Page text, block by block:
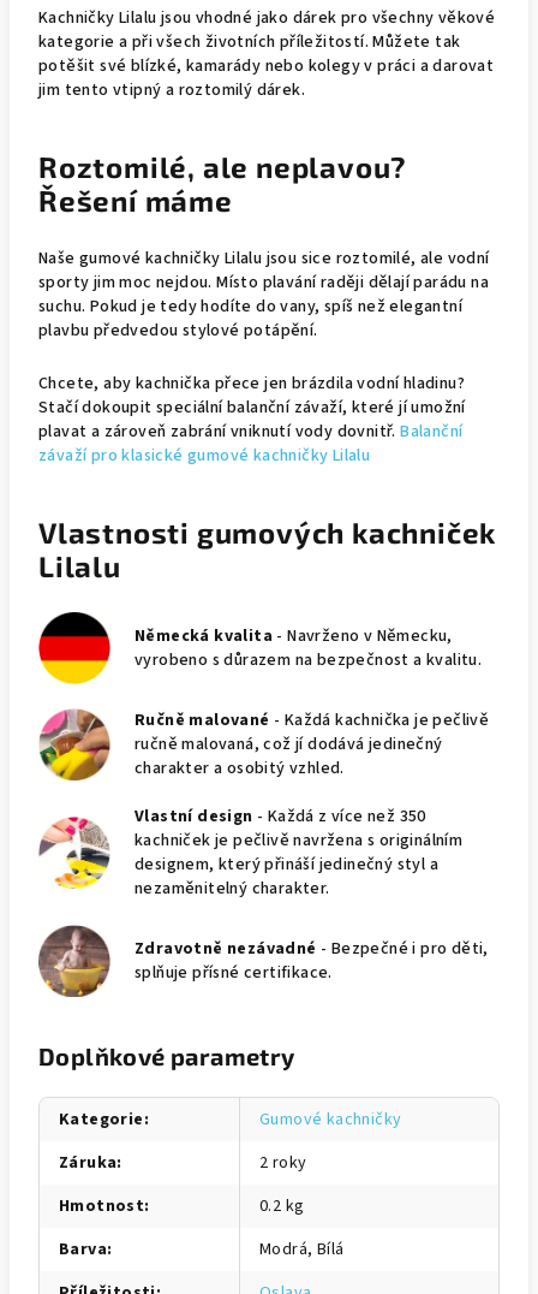
Kachničky Lilalu jsou vhodné jako dárek pro všechny věkové
kategorie a při všech životních příležitostí. Můžete tak
potěšit své blízké, kamarády nebo kolegy v práci a darovat
jim tento vtipný a roztomilý dárek.
Roztomilé, ale neplavou?
Řešení máme
Naše gumové kachničky Lilalu jsou sice roztomilé, ale vodní
sporty jim moc nejdou. Místo plavání raději dělají parádu na
suchu. Pokud je tedy hodíte do vany, spíš než elegantní
plavbu předvedou stylové potápění.
Chcete, aby kachnička přece jen brázdila vodní hladinu?
Stačí dokoupit speciální balanční závaží, které jí umožní
plavat a zároveň zabrání vniknutí vody dovnitř.Balanční
závaží pro klasické gumové kachničky Lilalu
Vlastnosti gumových kachniček
Lilalu
Německá kvalita - Navrženo v Německu,
vyrobeno s důrazem na bezpečnost a kvalitu.
Ručně malované - Každá kachnička je pečlivě
ručně malovaná, což jí dodává jedinečný
charakter a osobitý vzhled.
Vlastní design - Každá z více než 350
kachniček je pečlivě navržena s originálním
designem, který přináší jedinečný styl a
nezaměnitelný charakter.
Zdravotně nezávadné - Bezpečné i pro děti,
splňuje přísné certifikace.
Doplňkové parametry
Kategorie:
Gumové kachničky
Záruka:
2 roky
Hmotnost:
0.2 kg
Barva:
Modrá, Bílá